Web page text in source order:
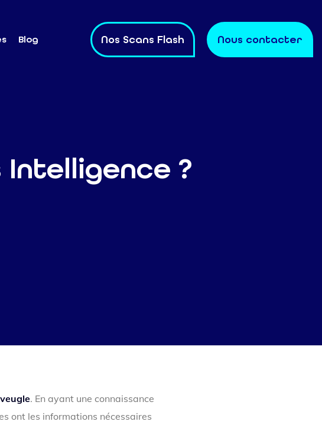
Blog Nos Scans Flash Nous contacter
?
. En ayant une connaissance
ont les informations nécessaires